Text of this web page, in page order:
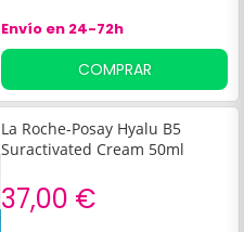
mujeres, reafirmar, reparar y
rellenar arrugas.
Envío en 24-72h
COMPRAR
La Roche-Posay Hyalu B5
Suractivated Cream 50ml
37,00 €